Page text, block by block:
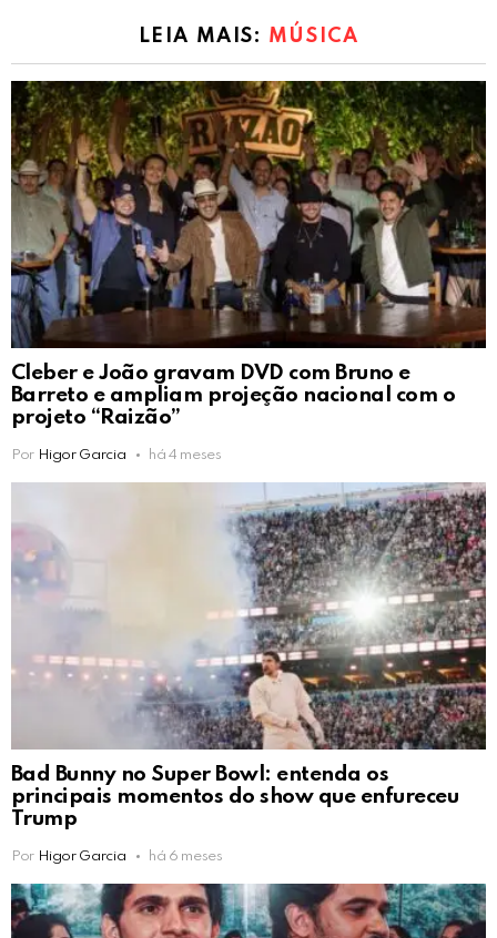
LEIA MAIS: MÚSICA
Cleber e João gravam DVD com Bruno e
Barreto e ampliam projeção nacional com o
projeto “Raizão”
Por Higor Garcia há 4 meses
Bad Bunny no Super Bowl: entenda os
principais momentos do show que enfureceu
Trump
Por Higor Garcia há 6 meses